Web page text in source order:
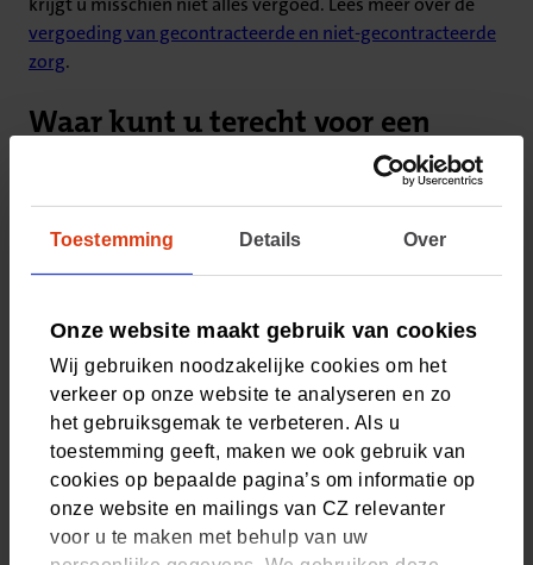
Toestemming Details Over
Onze website maakt gebruik van cookies
Wij gebruiken noodzakelijke cookies om het
verkeer op onze website te analyseren en zo
het gebruiksgemak te verbeteren. Als u
toestemming geeft, maken we ook gebruik van
cookies op bepaalde pagina’s om informatie op
onze website en mailings van CZ relevanter
voor u te maken met behulp van uw
vergoeding van gecontracteerde en niet-gecontracteerde
zorg.
Waar kunt u terecht voor een
Op zoek naar een leverancier met een contract voor een
blindengeleidehond?
Vind een leverancier bij u in de
buurt.
Stuur hierbij de medische diagnose en praktische
indicatiestelling mee.
Voordelen als u naar een gecontracteerde leverancier
gaat:
Een leverancier die lid is van de IGDF (International
Guide Dog Federation).
Gediplomeerde leveranciers. Een leverancier moet
beschikken over een instructeur die een afgeronde